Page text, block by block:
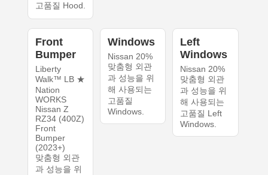
고품질 Hood.
Front
Bumper
Liberty
Walk™ LB ★
Nation
WORKS
Nissan Z
RZ34 (400Z)
Front
Bumper
(2023+)
맞춤형 외관
과 성능을 위
Windows
Nissan 20%
맞춤형 외관
과 성능을 위
해 사용되는
고품질
Windows.
Left
Windows
Nissan 20%
맞춤형 외관
과 성능을 위
해 사용되는
고품질 Left
Windows.